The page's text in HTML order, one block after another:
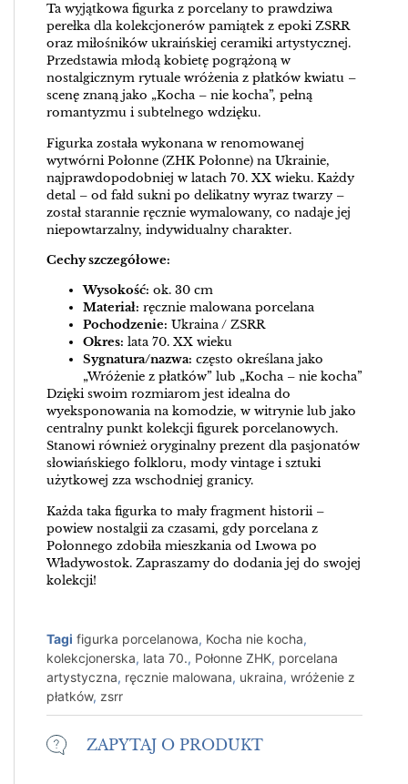
Ta wyjątkowa figurka z porcelany to prawdziwa
perełka dla kolekcjonerów pamiątek z epoki ZSRR
oraz miłośników ukraińskiej ceramiki artystycznej.
Przedstawia młodą kobietę pogrążoną w
nostalgicznym rytuale wróżenia z płatków kwiatu –
scenę znaną jako „Kocha – nie kocha”, pełną
romantyzmu i subtelnego wdzięku.
Figurka została wykonana w renomowanej
wytwórni Połonne (ZHK Połonne) na Ukrainie,
najprawdopodobniej w latach 70. XX wieku. Każdy
detal – od fałd sukni po delikatny wyraz twarzy –
został starannie ręcznie wymalowany, co nadaje jej
niepowtarzalny, indywidualny charakter.
Cechy szczegółowe:
Wysokość: ok. 30 cm
Materiał: ręcznie malowana porcelana
Pochodzenie: Ukraina / ZSRR
Okres: lata 70. XX wieku
Sygnatura/nazwa: często określana jako
„Wróżenie z płatków” lub „Kocha – nie kocha”
Dzięki swoim rozmiarom jest idealna do
wyeksponowania na komodzie, w witrynie lub jako
centralny punkt kolekcji figurek porcelanowych.
Stanowi również oryginalny prezent dla pasjonatów
słowiańskiego folkloru, mody vintage i sztuki
użytkowej zza wschodniej granicy.
Każda taka figurka to mały fragment historii –
powiew nostalgii za czasami, gdy porcelana z
Połonnego zdobiła mieszkania od Lwowa po
Władywostok. Zapraszamy do dodania jej do swojej
kolekcji!
Tagi figurka porcelanowa, Kocha nie kocha,
kolekcjonerska, lata 70., Połonne ZHK, porcelana
artystyczna, ręcznie malowana, ukraina, wróżenie z
płatków, zsrr
ZAPYTAJ O PRODUKT